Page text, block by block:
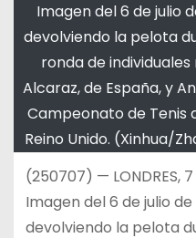
Imagen del 6 de julio
devolviendo la pelota
ronda de
Alcaraz, de España, y
Campeonato de Tenis
Reino Unido. (Xinhua/
(250707) — LONDRES,
Imagen del 6 de julio
devolviendo la pelota